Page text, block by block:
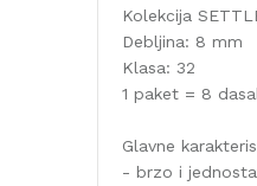
Kolekcija
Debljina: 8 mm
Klasa: 32
1 paket = 8
Glavne
- brzo i